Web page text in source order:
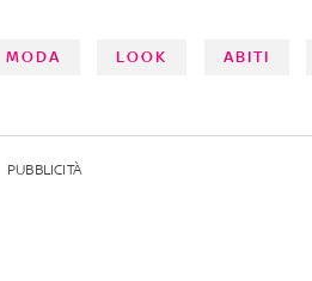
MODA LOOK ABITI
PUBBLICITÀ